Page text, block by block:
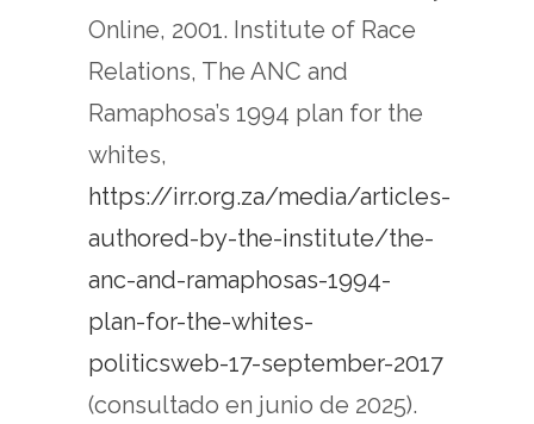
Online, 2001. Institute of Race
Relations, The ANC and
Ramaphosa’s 1994 plan for the
whites,
https://irr.org.za/media/articles-
authored-by-the-institute/the-
anc-and-ramaphosas-1994-
plan-for-the-whites-
politicsweb-17-september-2017
(consultado en junio de 2025).